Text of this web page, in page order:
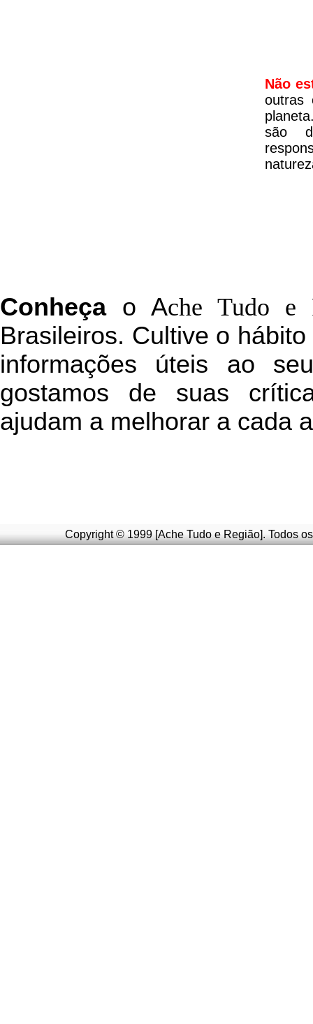
Não
outras
são
Conheçao Ache Tudo e
Brasileiros. Cultive o
informações úteis ao
gostamos de suas
ajudam a melhorar a cada
Copyright © 1999 [Ache Tudo e Região]. Todos